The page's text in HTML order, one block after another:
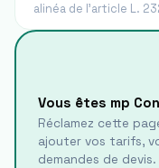
alinéa de l'article L.
Vous êtes mp
Réclamez cette
ajouter vos tarifs,
demandes de devis.